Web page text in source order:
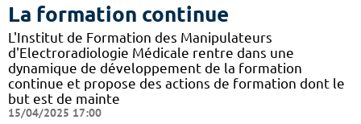
La formation continue
L'Institut de Formation des Manipulateurs
d'Electroradiologie Médicale rentre dans une
dynamique de développement de la formation
continue et propose des actions de formation dont le
but est de mainte
15/04/2025 17:00